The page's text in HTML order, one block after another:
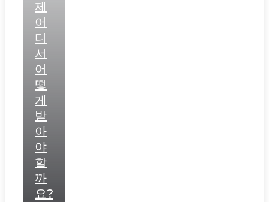
제
어
디
서
어
떻
게
받
아
야
할
까
요?